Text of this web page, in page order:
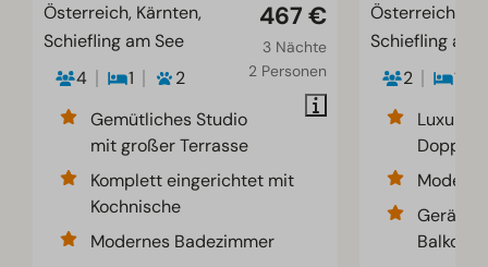
467 €
3 Nächte
2 Personen
Österreich, Kärnten,
Schiefling am See
4
1
2
Gemütliches Studio
mit großer Terrasse
Komplett eingerichtet mit
Kochnische
Modernes Badezimmer
Österreich,
Schiefling am
2
1
Balkon